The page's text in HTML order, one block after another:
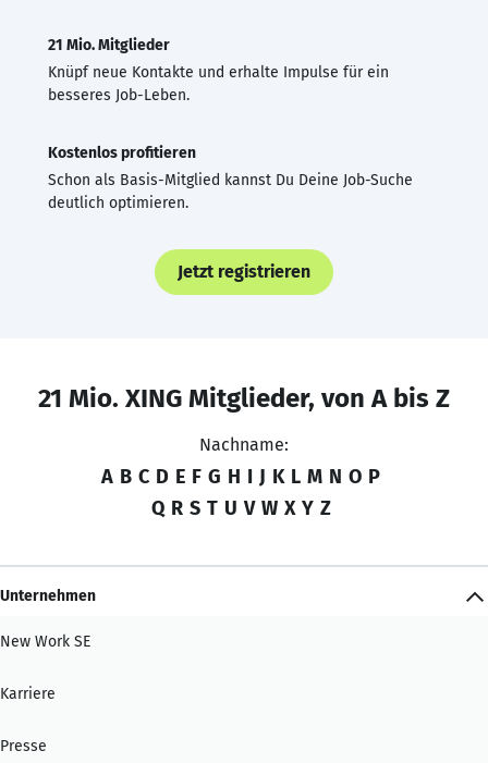
21 Mio. Mitglieder
Knüpf neue Kontakte und erhalte Impulse für ein
besseres Job-Leben.
Kostenlos profitieren
Schon als Basis-Mitglied kannst Du Deine Job-Suche
deutlich optimieren.
Jetzt registrieren
21 Mio. XING Mitglieder, von A bis Z
Nachname:
A B C D E F G H I J K L M N O P
Q R S T U V W X Y Z
Unternehmen
New Work SE
Karriere
Presse